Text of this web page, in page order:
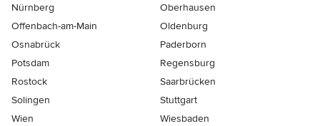
Nürnberg
Oberhausen
Offenbach-am-Main
Oldenburg
Osnabrück
Paderborn
Potsdam
Regensburg
Rostock
Saarbrücken
Solingen
Stuttgart
Wien
Wiesbaden